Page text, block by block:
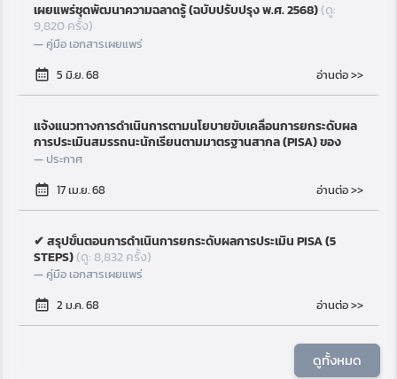
เผยแพร่ชุดพัฒนาความฉลาดรู้ (ฉบับปรับปรุง พ.ศ. 2568)(ดู:
9,820 ครั้ง)
คู่มือ เอกสารเผยแพร่
5 มิ.ย. 68
อ่านต่อ >>
แจ้งแนวทางการดำเนินการตามนโยบายขับเคลื่อนการยกระดับผล
การประเมินสมรรถนะนักเรียนตามมาตรฐานสากล (PISA) ของ
โรงเรียนเอกชน ปีการศึกษา 2568
ประกาศ
17 เม.ย. 68
อ่านต่อ >>
✔ สรุปขั้นตอนการดำเนินการยกระดับผลการประเมิน PISA (5
STEPS)(ดู: 8,832 ครั้ง)
คู่มือ เอกสารเผยแพร่
2 ม.ค. 68
อ่านต่อ >>
ดูทั้งหมด